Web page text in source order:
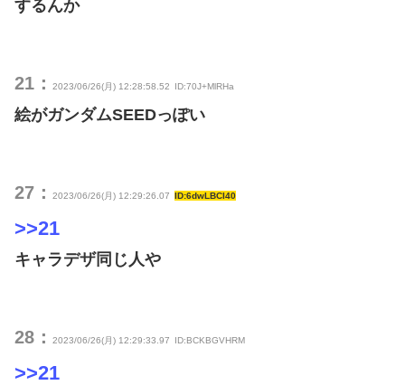
するんか
21： 2023/06/26(月) 12:28:58.52 ID:70J+MlRHa
絵がガンダムSEEDっぽい
27： 2023/06/26(月) 12:29:26.07 ID:6dwLBCI40
>>21
キャラデザ同じ人や
28： 2023/06/26(月) 12:29:33.97 ID:BCKBGVHRM
>>21